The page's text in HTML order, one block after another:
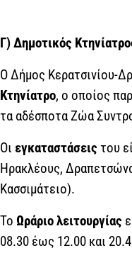
Γ)Δημοτικός
Ο Δήμος Κερατσινίου-
Κτηνίατρο, ο οποίος
τα αδέσποτα Ζώα
Οι εγκαταστάσεις του
Ηρακλέους,
Κασσιμάτειο).
Το Ωράριο λειτουργίας
08.30 έως 12.00 και